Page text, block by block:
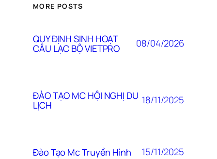
MORE POSTS
QUY ĐỊNH SINH HOẠT
CÂU LẠC BỘ VIETPRO 08/04/2026
ĐÀO TẠO MC HỘI NGHỊ DU
LỊCH 18/11/2025
Đào Tạo Mc Truyền Hình 15/11/2025